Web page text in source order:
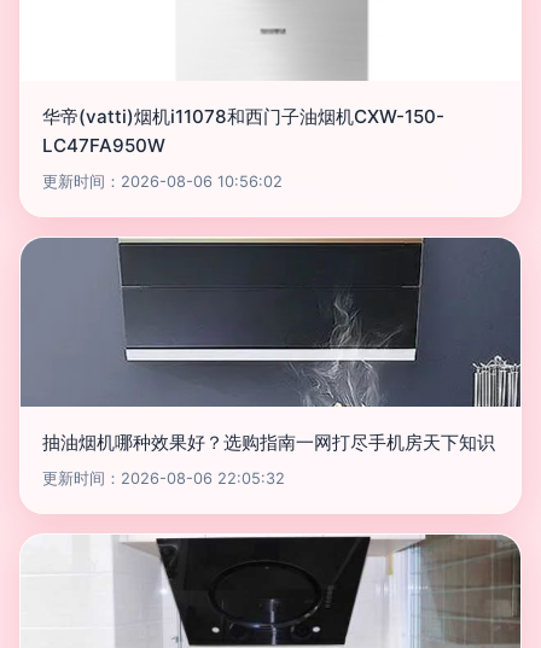
华帝(vatti)烟机i11078和西门子油烟机CXW-150-
LC47FA950W
更新时间：2026-08-06 10:56:02
抽油烟机哪种效果好？选购指南一网打尽手机房天下知识
更新时间：2026-08-06 22:05:32